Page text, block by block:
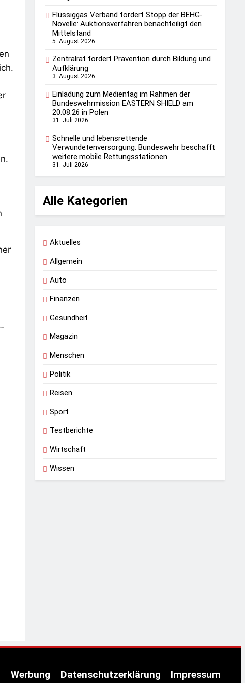
Flüssiggas Verband fordert Stopp der BEHG-
Novelle: Auktionsverfahren benachteiligt den
Mittelstand
5. August 2026
Zentralrat fordert Prävention durch Bildung und
Aufklärung
3. August 2026
Einladung zum Medientag im Rahmen der
Bundeswehrmission EASTERN SHIELD am
20.08.26 in Polen
31. Juli 2026
Schnelle und lebensrettende
Verwundetenversorgung: Bundeswehr beschafft
weitere mobile Rettungsstationen
31. Juli 2026
Alle Kategorien
Aktuelles
Allgemein
Auto
Finanzen
Gesundheit
Magazin
Menschen
Politik
Reisen
Sport
Testberichte
Wirtschaft
Wissen
Werbung Datenschutzerklärung Impressum